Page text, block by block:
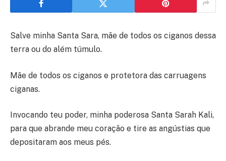
Salve minha Santa Sara, mãe de todos os ciganos dessa
terra ou do além túmulo.
Mãe de todos os ciganos e protetora das carruagens
ciganas.
Invocando teu poder, minha poderosa Santa Sarah Kali,
para que abrande meu coração e tire as angústias que
depositaram aos meus pés.